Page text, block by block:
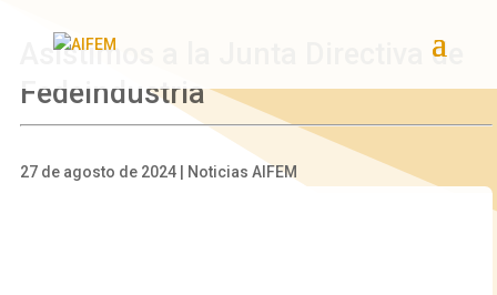
Asistimos a la Junta Directiva de
Fedeindustria
27 de agosto de 2024 | Noticias AIFEM